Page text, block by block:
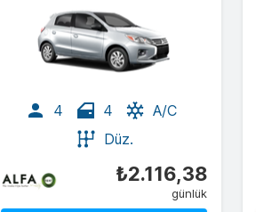
4 4
A/C
Düz.
₺2.116,38
günlük